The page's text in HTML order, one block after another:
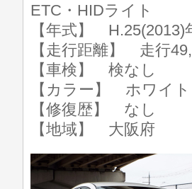
ETC・HIDライト
【年式】 H.25(2013)
【走行距離】 走行
【車検】 検なし
【カラー】 ホワイト
【修復歴】 なし
【地域】 大阪府